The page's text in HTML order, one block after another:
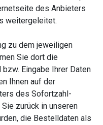
des Anbieters
weitergeleitet.
zu dem jeweiligen
Sie dort die
Eingabe Ihrer Daten
Ihnen auf der
des Sofortzahl-
zurück in unseren
die Bestelldaten als